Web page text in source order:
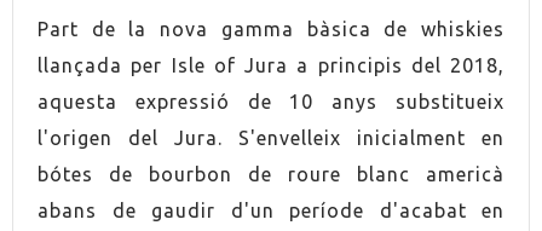
VOLUM
PAÍS Escòcia
GRADUACIÓ 40,0%
Part de la nova gamma bàsica de whiskies
llançada per Isle of Jura a principis del 2018,
aquesta expressió de 10 anys substitueix
l'origen del Jura. S'envelleix inicialment en
bótes de bourbon de roure blanc americà
abans de gaudir d'un període d'acabat en